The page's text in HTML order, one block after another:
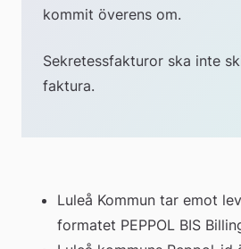
kommit överens om.
Sekretessfakturor ska inte
faktura.
Luleå Kommun tar emot
formatet PEPPOL BIS